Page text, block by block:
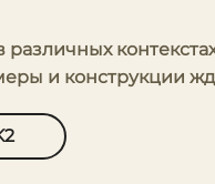
различных
и конструкции